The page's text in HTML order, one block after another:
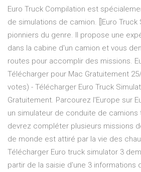
Euro Truck Compilation est
de simulations de camion. []Euro
pionniers du genre. Il propose une
dans la cabine d'un camion et vous
routes pour accomplir des missions.
Télécharger pour Mac Gratuitement
votes) - Télécharger Euro Truck
Gratuitement. Parcourez l'Europe sur
un simulateur de conduite de camions
devrez compléter plusieurs missions
de monde est attiré par la vie des
Télécharger Euro truck simulator 3
partir de la saisie d'une 3 informations